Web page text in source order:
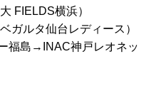
FIELDS横浜）
ガルタ仙台レディース）
福島→INAC神戸レオネッ